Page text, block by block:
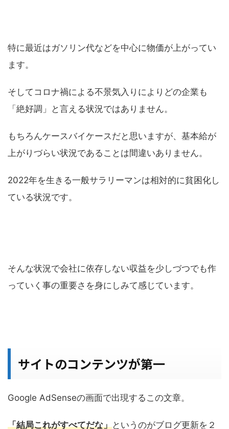
特に最近はガソリン代などを中心に物価が上がってい
ます。
そしてコロナ禍による不景気入りによりどの企業も
「絶好調」と言える状況ではありません。
もちろんケースバイケースだと思いますが、基本給が
上がりづらい状況であることは間違いありません。
2022年を生きる一般サラリーマンは相対的に貧困化し
ている状況です。
そんな状況で会社に依存しない収益を少しづつでも作
っていく事の重要さを身にしみて感じています。
サイトのコンテンツが第一
Google AdSenseの画面で出現するこの文章。
「結局これがすべてだな」というのがブログ更新を２